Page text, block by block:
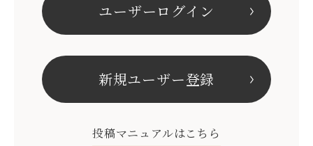
ユーザーログイン
新規ユーザー登録
投稿マニュアルはこちら